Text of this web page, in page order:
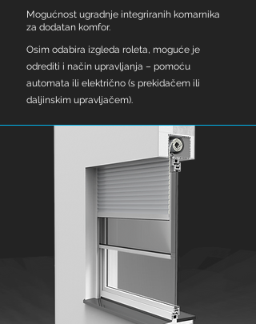
Mogućnost ugradnje integriranih komarnika
za dodatan komfor.
Osim odabira izgleda roleta, moguće je
odrediti i način upravljanja – pomoću
automata ili električno (s prekidačem ili
daljinskim upravljačem).